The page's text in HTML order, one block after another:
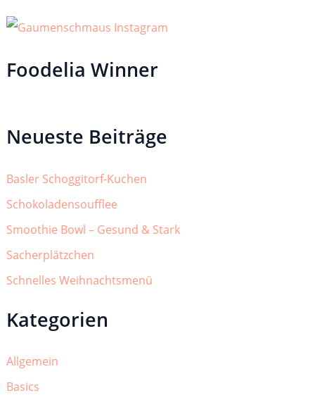
Foodelia Winner
Neueste Beiträge
Basler Schoggitorf-Kuchen
Schokoladensoufflee
Smoothie Bowl – Gesund & Stark
Sacherplätzchen
Schnelles Weihnachtsmenü
Kategorien
Allgemein
Basics